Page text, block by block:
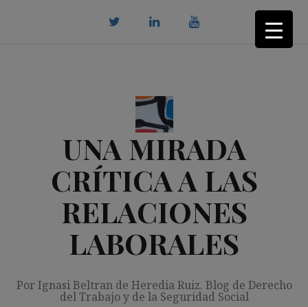
UNA MIRADA
CRÍTICA A LAS
RELACIONES
LABORALES
Por Ignasi Beltran de Heredia Ruiz. Blog de Derecho
del Trabajo y de la Seguridad Social